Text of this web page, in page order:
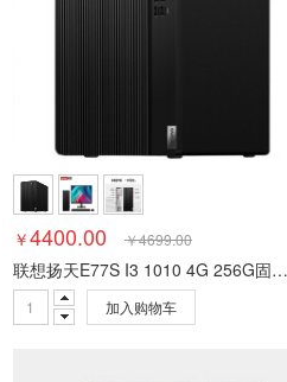
￥4400.00 ￥4699.00
联想扬天E77S I3 1010 4G 256G固态 22超清显示器
加入购物车